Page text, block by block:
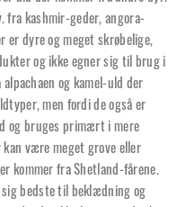
fra kashmir-geder, angora-
er dyre og meget skrøbelige,
og ikke egner sig til brug i
og kamel-uld der
men fordi de også er
og bruges primært i mere
være meget grove eller
kommer fra Shetland-fårene.
bedste til beklædning og